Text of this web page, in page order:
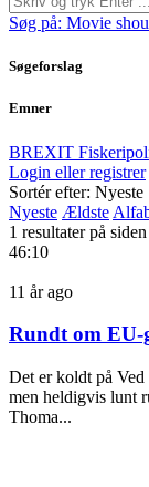
Søg på: Movie
Søgeforslag
Emner
BREXIT
Login eller registrer
Sortér efter: Nyeste
Nyeste Ældste
1 resultater på siden
46:10
11 år ago
Rundt om EU-
Det er koldt på
men heldigvis lunt
Thoma...